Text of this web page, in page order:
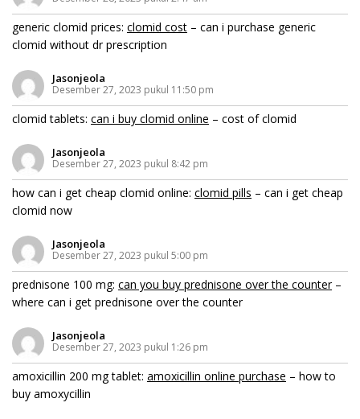
generic clomid prices: clomid cost – can i purchase generic
clomid without dr prescription
Jasonjeola
Desember 27, 2023 pukul 11:50 pm
clomid tablets: can i buy clomid online – cost of clomid
Jasonjeola
Desember 27, 2023 pukul 8:42 pm
how can i get cheap clomid online: clomid pills – can i get cheap
clomid now
Jasonjeola
Desember 27, 2023 pukul 5:00 pm
prednisone 100 mg: can you buy prednisone over the counter–
where can i get prednisone over the counter
Jasonjeola
Desember 27, 2023 pukul 1:26 pm
amoxicillin 200 mg tablet: amoxicillin online purchase – how to
buy amoxycillin